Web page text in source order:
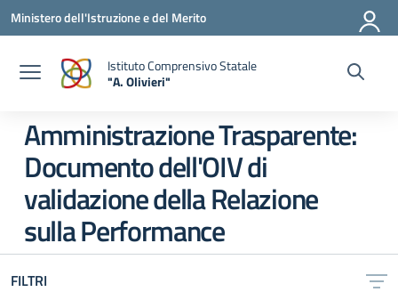
Vai ai contenuti
Vai al menu di navigazione
Vai al footer
Ministero dell'Istruzione e del Merito
Istituto Comprensivo Statale
"A. Olivieri"
Amministrazione Trasparente:
Documento dell'OIV di
validazione della Relazione
sulla Performance
FILTRI